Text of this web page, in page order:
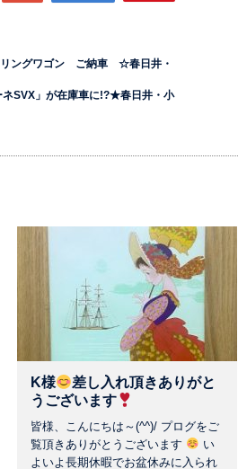
リングワゴン ご納車 ☆春日井・
ネSVX」が在庫車に!?★春日井・小
K様
差し入れ頂きありがと
うございます
皆様、こんにちは～(^^)/ プログをご
覧頂きありがとうございます
い
よいよ長期休暇でお盆休みに入られ